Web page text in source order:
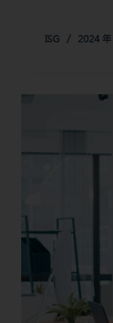
ISG 2024 年